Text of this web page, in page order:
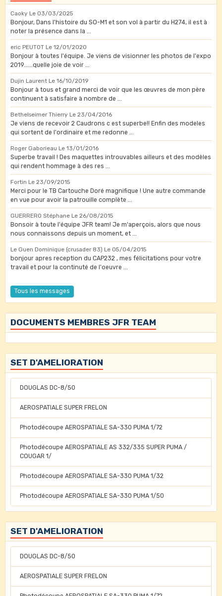
Caoky Le 03/03/2025
Bonjour, Dans l'histoire du SO-M1 et son vol à partir du H274, il est à
noter la présence dans la ...
eric PEUTOT Le 12/01/2020
Bonjour à toutes l'équipe. Je viens de visionner les photos de l'expo
2019......quelle joie de voir ...
Dujin Laurent Le 16/10/2019
Bonjour à tous et grand merci de voir que les œuvres de mon père
continuent à satisfaire à nombre de ...
Bethelseimer Thierry Le 23/04/2016
Je viens de recevoir 2 Caudrons c est superbe!! Enfin des modeles
qui sortent de l'ordinaire et me redonne ...
Roger Gaborieau Le 13/01/2016
Superbe travail ! Des maquettes introuvables ailleurs et des modèles
qui rendent hommage à des res ...
Fortin Le 23/09/2015
Merci pour le TB Cartouche Doré magnifique ! Une autre commande
en vue pour avoir la patrouille complète ...
GUERRERO Stéphane Le 26/08/2015
Bonsoir à toute l'équipe JFR team! Je m'aperçois, alors que nous
nous connaissons depuis un moment, et ...
Le Guen Dominique (crusader 83) Le 05/04/2015
bonjour apres reception du CAP232 , mes félicitations pour votre
travail et pour la continuté de l'oeuvre ...
Tous les messages
DOCUMENTS MEMBRES JFR TEAM
SET D'AMELIORATION
DOUGLAS DC-8/50
AEROSPATIALE SUPER FRELON
Photodécoupe AEROSPATIALE SA-330 PUMA 1/72
Photodécoupe AEROSPATIALE AS 332/335 SUPER PUMA /
COUGAR 1/
Photodécoupe AEROSPATIALE SA-330 PUMA 1/32
Photodécoupe AEROSPATIALE SA-330 PUMA 1/50
SET D'AMELIORATION
DOUGLAS DC-8/50
AEROSPATIALE SUPER FRELON